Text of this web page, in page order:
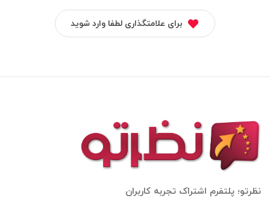
برای علامتگذاری لطفا وارد شوید
نظرتو؛ پلتفرم اشتراک تجربه کاربران